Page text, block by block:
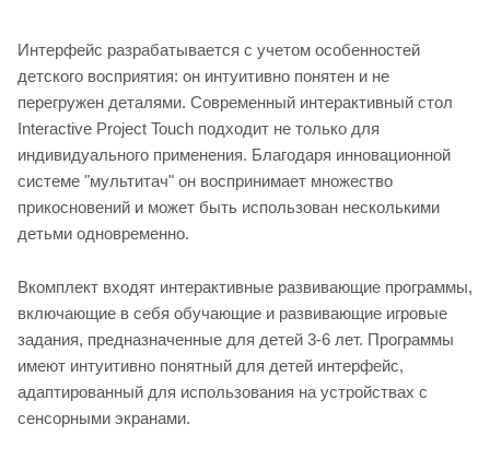
Интерфейс разрабатывается с учетом особенностей
детского восприятия: он интуитивно понятен и не
перегружен деталями. Современный интерактивный стол
Interactive Project Touch подходит не только для
индивидуального применения. Благодаря инновационной
системе "мультитач" он воспринимает множество
прикосновений и может быть использован несколькими
детьми одновременно.
Вкомплект входят интерактивные развивающие программы,
включающие в себя обучающие и развивающие игровые
задания, предназначенные для детей 3-6 лет. Программы
имеют интуитивно понятный для детей интерфейс,
адаптированный для использования на устройствах с
сенсорными экранами.